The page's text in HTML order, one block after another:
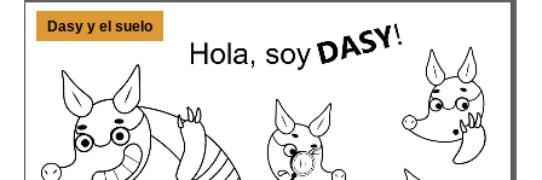
Dasy y el suelo